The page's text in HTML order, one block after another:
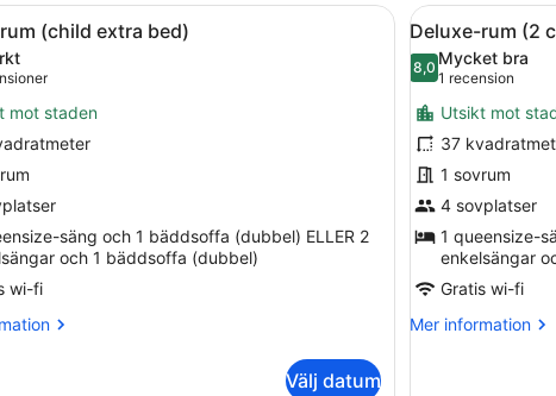
1
person
minibar 1 sovrum, sängtillbehör av högsta kvalitet och
(child extra bed)
mot staden
säng och 1 bäddsoffa (dubbel) ELLER 2
och 1 bäddsoffa (dubbel)
wi-fi
Välj datum
Öppna
alla
foton
för
Deluxe-
rum
(2
children
extra
bed)
3
Deluxe-rum (2
8,08,0 av 10
Mycket bra
1 recension
(1 recension)
Utsikt mot
37
1 sovrum
4 sovplatser
1 queensize-
enkelsängar
Gratis wi-fi
Mer information
Mer